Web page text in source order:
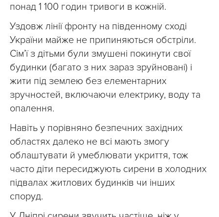
понад 1 100 годин тривоги в кожній.
Уздовж лінії фронту на південному сході
України майже не припиняються обстріли.
Сім’ї з дітьми були змушені покинути свої
будинки (багато з них зараз зруйновані) і
жити під землею без елементарних
зручностей, включаючи електрику, воду та
опалення.
Навіть у порівняно безпечних західних
областях далеко не всі мають змогу
облаштувати й умеблювати укриття, тож
часто діти пересиджують сирени в холодних
підвалах житлових будинків чи інших
споруд.